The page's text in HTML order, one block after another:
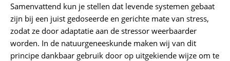
Samenvattend kun je stellen dat levende systemen gebaat
zijn bij een juist gedoseerde en gerichte mate van stress,
zodat ze door adaptatie aan de stressor weerbaarder
worden. In de natuurgeneeskunde maken wij van dit
principe dankbaar gebruik door op uitgekiende wijze om te